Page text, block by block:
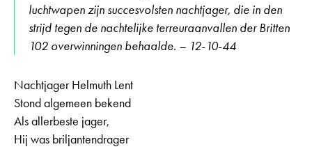
luchtwapen zijn succesvolsten nachtjager, die in den
strijd tegen de nachtelijke terreuraanvallen der Britten
102 overwinningen behaalde. – 12-10-44
Nachtjager Helmuth Lent
Stond algemeen bekend
Als allerbeste jager,
Hij was briljantendrager